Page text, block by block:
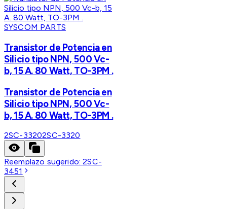
SYSCOM PARTS
Transistor de Potencia en
Silicio tipo NPN, 500 Vc-
b, 15 A. 80 Watt, TO-3PM .
Transistor de Potencia en
Silicio tipo NPN, 500 Vc-
b, 15 A. 80 Watt, TO-3PM .
2SC-33202SC-3320
Reemplazo sugerido:2SC-
3451